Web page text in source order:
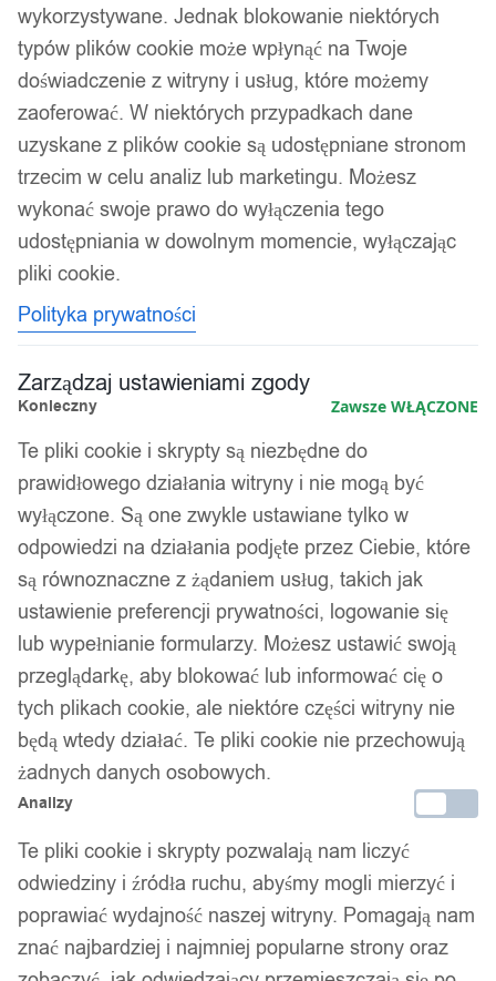
/ 2
Naszyjnik żółw morski
zawieszka surferska kite
windsurfing rzemyk żółwik
cw
17,99
Darmowa dostawa od 90 zł
Dostawa w 24h
Zamówienia złożone do 14:00 wysyłamy tego samego dnia.
Dostawa w 24h
Zamówienia złożone do 14:00 wysyłamy tego samego dnia.
Kod produktu:Z12_C_WHITE
wykorzystywane. Jednak blokowanie niektórych
typów plików cookie może wpłynąć na Twoje
doświadczenie z witryny i usług, które możemy
zaoferować. W niektórych przypadkach dane
uzyskane z plików cookie są udostępniane stronom
trzecim w celu analiz lub marketingu. Możesz
wykonać swoje prawo do wyłączenia tego
udostępniania w dowolnym momencie, wyłączając
pliki cookie.
Polityka prywatności
Zarządzaj ustawieniami zgody
Konieczny Zawsze WŁĄCZONE
Te pliki cookie i skrypty są niezbędne do
prawidłowego działania witryny i nie mogą być
wyłączone. Są one zwykle ustawiane tylko w
odpowiedzi na działania podjęte przez Ciebie, które
są równoznaczne z żądaniem usług, takich jak
ustawienie preferencji prywatności, logowanie się
lub wypełnianie formularzy. Możesz ustawić swoją
przeglądarkę, aby blokować lub informować cię o
tych plikach cookie, ale niektóre części witryny nie
będą wtedy działać. Te pliki cookie nie przechowują
żadnych danych osobowych.
Analizy
Te pliki cookie i skrypty pozwalają nam liczyć
odwiedziny i źródła ruchu, abyśmy mogli mierzyć i
poprawiać wydajność naszej witryny. Pomagają nam
znać najbardziej i najmniej popularne strony oraz